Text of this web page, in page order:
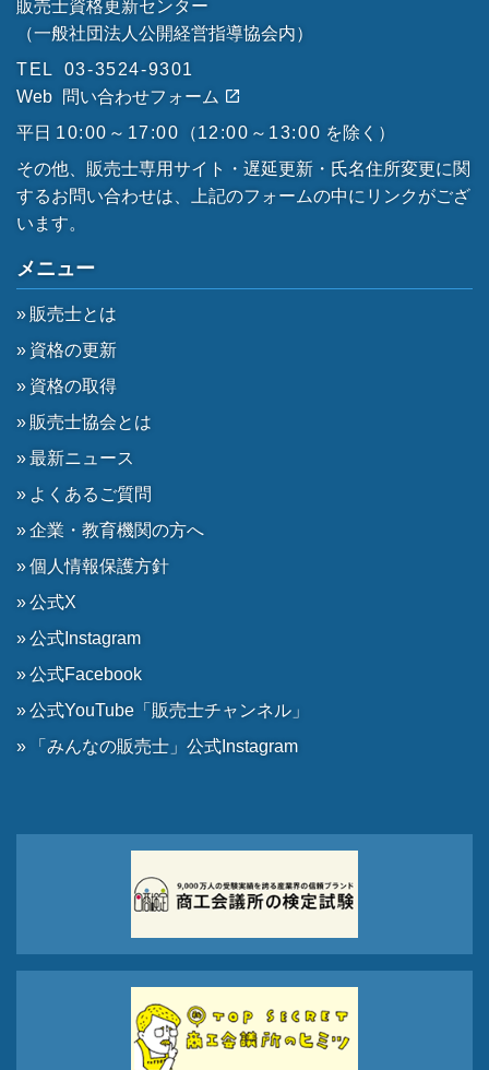
販売士資格更新センター
（一般社団法人公開経営指導協会内）
TEL
03-3524-9301
Web
問い合わせフォーム
平日 10:00～17:00 （12:00～13:00 を除く）
その他、販売士専用サイト・遅延更新・氏名住所変更に関
するお問い合わせは、上記のフォームの中にリンクがござ
います。
メニュー
販売士とは
資格の更新
資格の取得
販売士協会とは
最新ニュース
よくあるご質問
企業・教育機関の方へ
個人情報保護方針
公式X
公式Instagram
公式Facebook
公式YouTube「販売士チャンネル」
「みんなの販売士」公式Instagram